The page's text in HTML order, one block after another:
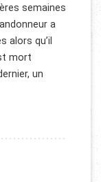
semaines
a
alors qu’il
mort
un